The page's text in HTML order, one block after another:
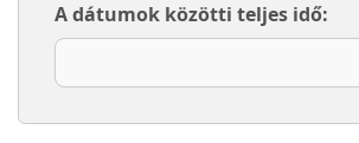
A dátumok közötti teljes idő: